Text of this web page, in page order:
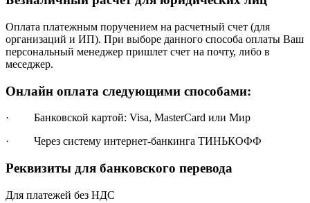
Оплата платежным поручением на расчетный счет (для
организаций и ИП). При выборе данного способа оплаты Ваш
персональный менеджер пришлет счет на почту, либо в
меседжер.
Онлайн оплата следующими способами:
· Банковской картой: Visa, MasterCard или Мир
· Через систему интернет-банкинга ТИНЬКОФФ
Реквизиты для банковского перевода
Для платежей без НДС